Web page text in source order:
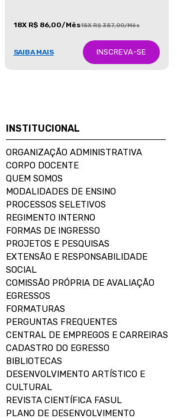
18X R$ 86,00/Mês18X R$ 387,00/Mês
SAIBA MAIS INSCREVA-SE
INSTITUCIONAL
ORGANIZAÇÃO ADMINISTRATIVA
CORPO DOCENTE
QUEM SOMOS
MODALIDADES DE ENSINO
PROCESSOS SELETIVOS
REGIMENTO INTERNO
FORMAS DE INGRESSO
PROJETOS E PESQUISAS
EXTENSÃO E RESPONSABILIDADE
SOCIAL
COMISSÃO PRÓPRIA DE AVALIAÇÃO
EGRESSOS
FORMATURAS
PERGUNTAS FREQUENTES
CENTRAL DE EMPREGOS E CARREIRAS
CADASTRO DO EGRESSO
BIBLIOTECAS
DESENVOLVIMENTO ARTÍSTICO E
CULTURAL
REVISTA CIENTÍFICA FASUL
PLANO DE DESENVOLVIMENTO